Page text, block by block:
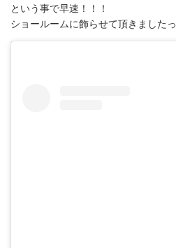
という事で早速！！！
ショールームに飾らせて頂きましたっ